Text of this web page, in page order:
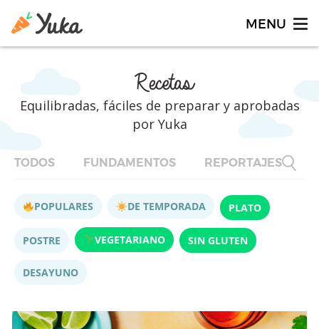
Recetas
Equilibradas, fáciles de preparar y aprobadas
por Yuka
TODOS FUNDAMENTOS REPORTAJES
POPULARES DE TEMPORADA PLATO
POSTRE VEGETARIANO SIN GLUTEN
DESAYUNO